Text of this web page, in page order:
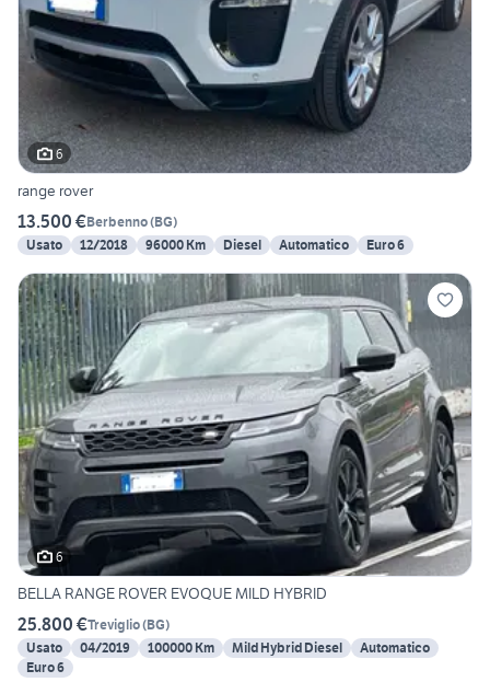
6
range rover
13.500 €Berbenno(BG)
Usato
12/2018 96000 Km Diesel Automatico Euro 6
6
BELLA RANGE ROVER EVOQUE MILD HYBRID
25.800 €Treviglio(BG)
Usato
04/2019 100000 Km Mild Hybrid Diesel
Automatico
Euro 6